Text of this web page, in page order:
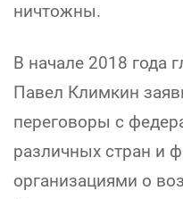
ничтожны.
В начале 2018 года
Павел Климкин
переговоры с
различных стран и
организациями о